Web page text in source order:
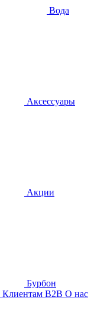
Вода
Аксессуары
Акции
Бурбон
Клиентам B2B О нас